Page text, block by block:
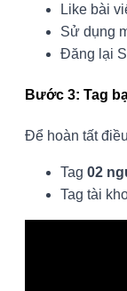
Like bài
Sử dụng
Đăng lại
Bước 3: Tag
Để hoàn tất
Tag 02
Tag tài